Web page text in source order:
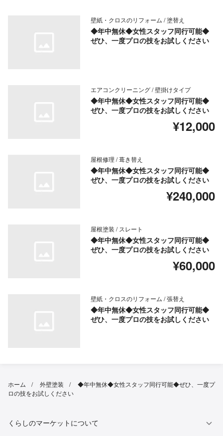
壁紙・クロスのリフォーム / 塗替え
◆年中無休◆女性スタッフ同行可能◆
ぜひ、一度プロの技をお試しください
エアコンクリーニング / 壁掛けタイプ
◆年中無休◆女性スタッフ同行可能◆
ぜひ、一度プロの技をお試しください
¥12,000
屋根修理 / 葺き替え
◆年中無休◆女性スタッフ同行可能◆
ぜひ、一度プロの技をお試しください
¥240,000
屋根塗装 / スレート
◆年中無休◆女性スタッフ同行可能◆
ぜひ、一度プロの技をお試しください
¥60,000
壁紙・クロスのリフォーム / 張替え
◆年中無休◆女性スタッフ同行可能◆
ぜひ、一度プロの技をお試しください
ホーム 外壁塗装
◆年中無休◆女性スタッフ同行可能◆ぜひ、一度プ
ロの技をお試しください
くらしのマーケットについて